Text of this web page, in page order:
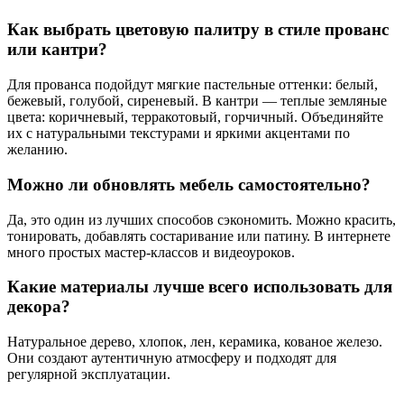
Как выбрать цветовую палитру в стиле прованс
или кантри?
Для прованса подойдут мягкие пастельные оттенки: белый,
бежевый, голубой, сиреневый. В кантри — теплые земляные
цвета: коричневый, терракотовый, горчичный. Объединяйте
их с натуральными текстурами и яркими акцентами по
желанию.
Можно ли обновлять мебель самостоятельно?
Да, это один из лучших способов сэкономить. Можно красить,
тонировать, добавлять состаривание или патину. В интернете
много простых мастер-классов и видеоуроков.
Какие материалы лучше всего использовать для
декора?
Натуральное дерево, хлопок, лен, керамика, кованое железо.
Они создают аутентичную атмосферу и подходят для
регулярной эксплуатации.